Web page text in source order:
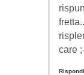
care
Rispondi